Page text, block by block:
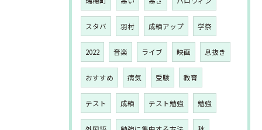
スタバ 羽村 成績アップ 学祭
2022 音楽 ライブ 映画 息抜き
おすすめ 病気 受験 教育
テスト 成績 テスト勉強 勉強